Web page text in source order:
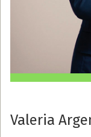
Valeria